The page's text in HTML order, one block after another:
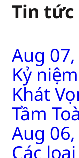
Tin
Aug
Kỷ
Khát
Tầm
Aug
Các